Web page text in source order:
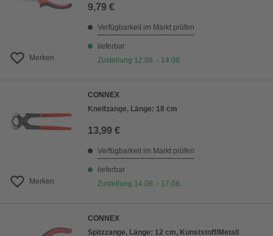
Merken
9,79 €
Verfügbarkeit im Markt prüfen
lieferbar
Zustellung 12.08. - 14.08.
Merken
CONNEX
Kneifzange, Länge: 18 cm
13,99 €
Verfügbarkeit im Markt prüfen
lieferbar
Zustellung 14.08. - 17.08.
CONNEX
Spitzzange, Länge: 12 cm, Kunststoff/Metall